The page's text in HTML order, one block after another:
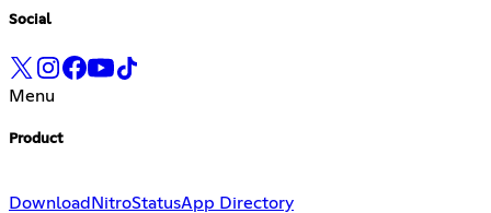
Social
Menu
Product
Download NitroStatusApp Directory